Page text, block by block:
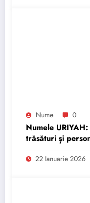
Nume 0
Numele
trăsături și
22 Ianuarie 2026